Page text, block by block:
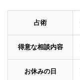
占術
得意な相談内容
お休みの日